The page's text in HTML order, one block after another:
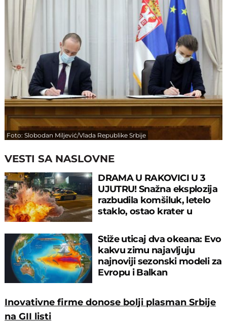
Foto: Slobodan Miljević/Vlada Republike Srbije
VESTI SA NASLOVNE
DRAMA U RAKOVICI U 3
UJUTRU! Snažna eksplozija
razbudila komšiluk, letelo
staklo, ostao krater u
Stiže uticaj dva okeana: Evo
kakvu zimu najavljuju
najnoviji sezonski modeli za
Evropu i Balkan
Inovativne firme donose bolji plasman Srbije
na GII listi